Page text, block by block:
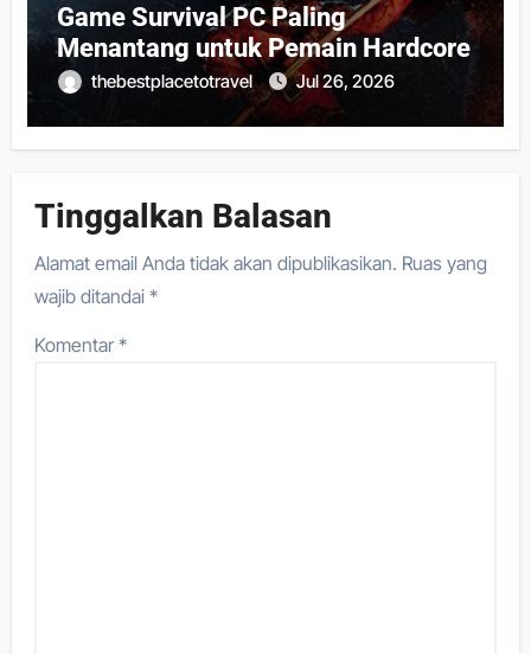
Game Survival PC Paling
Menantang untuk Pemain Hardcore
thebestplacetotravel Jul 26, 2026
Tinggalkan Balasan
Alamat email Anda tidak akan dipublikasikan. Ruas yang
wajib ditandai*
Komentar*